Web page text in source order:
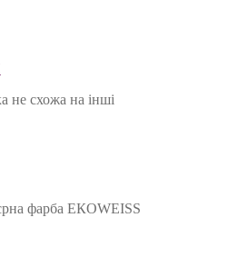
не схожа на інші
фарба ЕКОWEISS